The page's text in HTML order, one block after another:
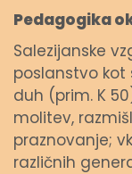
Pedagogika
Salezijanske
poslanstvo kot
duh (prim. K
molitev,
praznovanje;
različnih